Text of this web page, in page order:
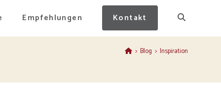
Empfehlungen Kontakt
> Blog > Inspiration